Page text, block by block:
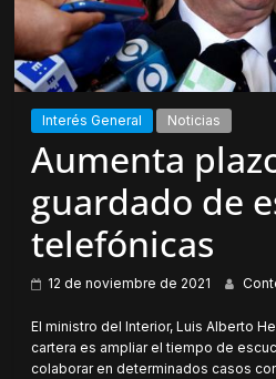
Interés General Noticias
Aumenta
guardado de
telefónicas
12 de noviembre de 2021
El ministro del Interior, Luis Alberto
cartera es ampliar el tiempo de
colaborar en determinados casos